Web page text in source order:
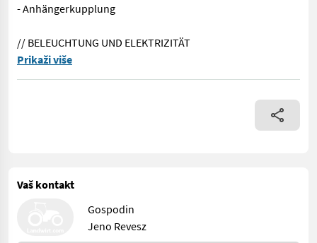
- Anhängerkupplung
// BELEUCHTUNG UND ELEKTRIZITÄT
John Deere 9560 WTS (4075/5732 BStunden) Mähdrescher
Prikaži više
Vaš kontakt
Gospodin
Jeno Revesz